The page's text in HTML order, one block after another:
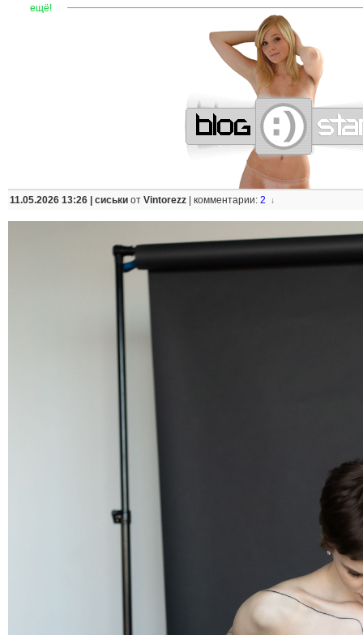
ещё! ——————————————————————
11.05.2026 13:26 | сиськи от Vintorezz комментарии: 2 ↓